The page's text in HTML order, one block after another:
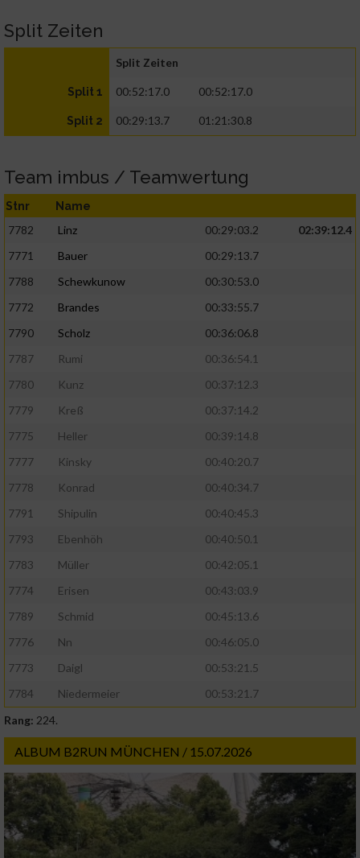
Split Zeiten
Split Zeiten
Split 1 00:52:17.0 00:52:17.0
Split 2 00:29:13.7 01:21:30.8
Team imbus / Teamwertung
Stnr Name
7782 Linz 00:29:03.2
02:39:12.4
7771
Bauer
00:29:13.7
7788
Schewkunow
00:30:53.0
7772
Brandes
00:33:55.7
7790
Scholz
00:36:06.8
7787
Rumi
00:36:54.1
7780
Kunz
00:37:12.3
7779
Kreß
00:37:14.2
7775
Heller
00:39:14.8
7777
Kinsky
00:40:20.7
7778
Konrad
00:40:34.7
7791
Shipulin
00:40:45.3
7793
Ebenhöh
00:40:50.1
7783
Müller
00:42:05.1
7774
Erisen
00:43:03.9
7789
Schmid
00:45:13.6
7776
Nn
00:46:05.0
7773
Daigl
00:53:21.5
7784
Niedermeier
00:53:21.7
Rang: 224.
ALBUM B2RUN MÜNCHEN / 15.07.2026